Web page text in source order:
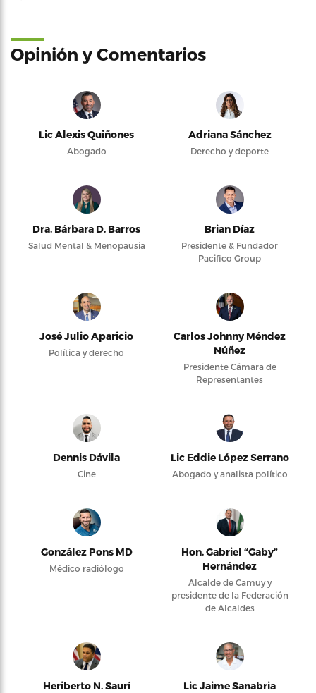
Opinión y Comentarios
Lic Alexis Quiñones
Abogado
Adriana Sánchez
Derecho y deporte
Dra. Bárbara D. Barros
Salud Mental & Menopausia
Brian Díaz
Presidente & Fundador
Pacifico Group
José Julio Aparicio
Política y derecho
Carlos Johnny Méndez
Núñez
Presidente Cámara de
Representantes
Dennis Dávila
Cine
Lic Eddie López Serrano
Abogado y analista político
González Pons MD
Médico radiólogo
Hon. Gabriel “Gaby”
Hernández
Alcalde de Camuy y
presidente de la Federación
de Alcaldes
Heriberto N. Saurí Lic Jaime Sanabria